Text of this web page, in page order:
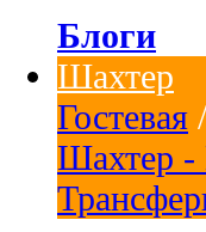
Блоги
Шахтер
Гостевая
Шахтер